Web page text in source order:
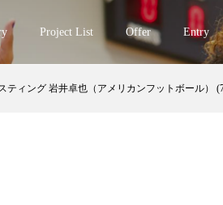
Project List Offer Entry
ティング 岩井卓也（アメリカンフットボール）